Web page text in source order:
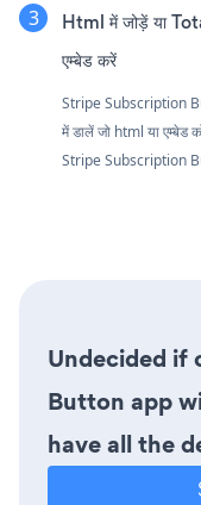
Html में जोड़ें या
एम्बेड करें
Stripe Subscription
में डालें जो html या एम्बेड
Stripe Subscription
Undecided if
Button app
have all the